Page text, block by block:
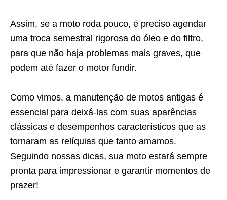
Assim, se a moto roda pouco, é preciso agendar
uma troca semestral rigorosa do óleo e do filtro,
para que não haja problemas mais graves, que
podem até fazer o motor fundir.
Como vimos, a manutenção de motos antigas é
essencial para deixá-las com suas aparências
clássicas e desempenhos característicos que as
tornaram as relíquias que tanto amamos.
Seguindo nossas dicas, sua moto estará sempre
pronta para impressionar e garantir momentos de
prazer!